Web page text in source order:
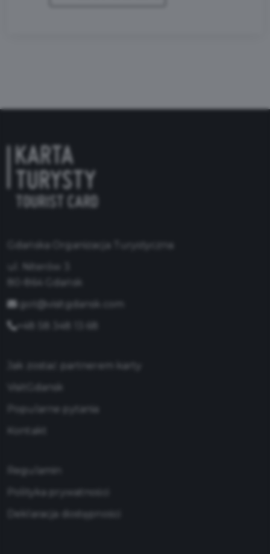
+48 58 348 13 68